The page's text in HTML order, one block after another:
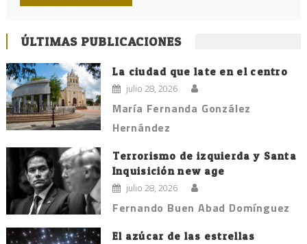
ÚLTIMAS PUBLICACIONES
La ciudad que late en el centro
julio 28, 2026
María Fernanda González
Hernández
Terrorismo de izquierda y Santa
Inquisición new age
julio 28, 2026
Fernando Buen Abad Domínguez
El azúcar de las estrellas